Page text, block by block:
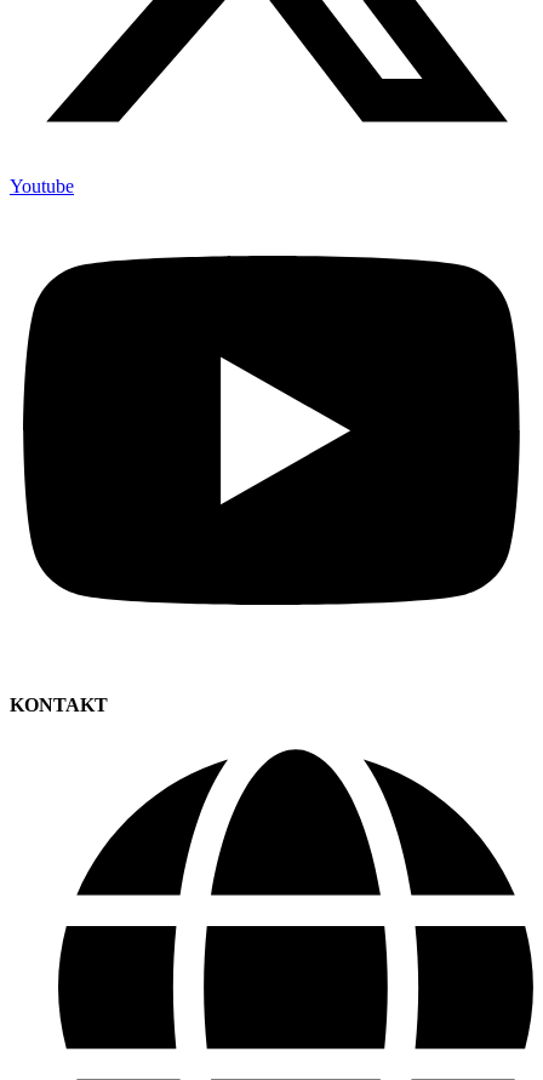
Youtube
KONTAKT